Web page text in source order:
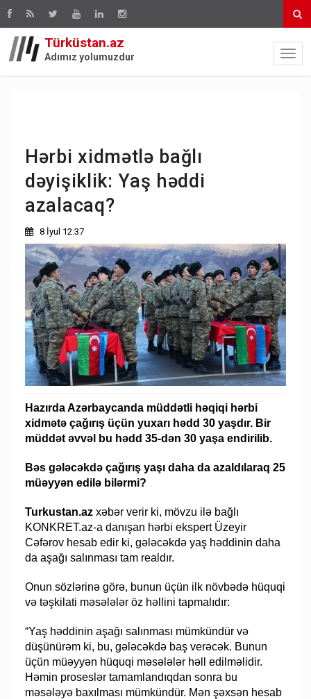
Türküstan.az
Adımız yolumuzdur
Hərbi xidmətlə bağlı
dəyişiklik: Yaş həddi
azalacaq?
8 İyul 12:37
Hazırda Azərbaycanda müddətli həqiqi hərbi
xidmətə çağırış üçün yuxarı hədd 30 yaşdır. Bir
müddət əvvəl bu hədd 35-dən 30 yaşa endirilib.
Bəs gələcəkdə çağırış yaşı daha da azaldılaraq 25
müəyyən edilə bilərmi?
Turkustan.azxəbər verir ki, mövzu ilə bağlı
KONKRET.az-a danışan hərbi ekspert Üzeyir
Cəfərov hesab edir ki, gələcəkdə yaş həddinin daha
da aşağı salınması tam realdır.
Onun sözlərinə görə, bunun üçün ilk növbədə hüquqi
və təşkilati məsələlər öz həllini tapmalıdır:
“Yaş həddinin aşağı salınması mümkündür və
düşünürəm ki, bu, gələcəkdə baş verəcək. Bunun
üçün müəyyən hüquqi məsələlər həll edilməlidir.
Həmin proseslər tamamlandıqdan sonra bu
məsələyə baxılması mümkündür. Mən şəxsən hesab